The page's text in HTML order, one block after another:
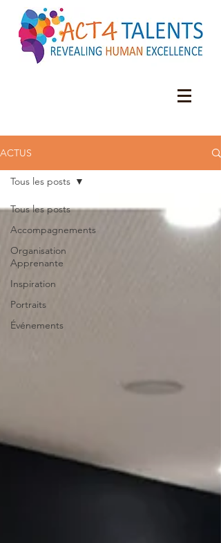
ACTUS
Tous les posts
Accompagnements
Organisation
Apprenante
Inspiration
Portraits
Événements
Tous les posts